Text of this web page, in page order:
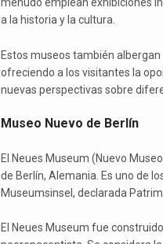
menudo emplean exhibiciones
a la historia y la cultura.
Estos museos también
ofreciendo a los visitantes la
nuevas perspectivas sobre
Museo Nuevo de Berlín
El Neues Museum (Nuevo
de Berlín, Alemania. Es uno de
Museumsinsel, declarada
El Neues Museum fue